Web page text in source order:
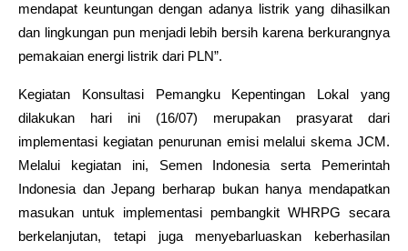
mendapat keuntungan dengan adanya listrik yang dihasilkan
dan lingkungan pun menjadi lebih bersih karena berkurangnya
pemakaian energi listrik dari PLN”.
Kegiatan Konsultasi Pemangku Kepentingan Lokal yang
dilakukan hari ini (16/07) merupakan prasyarat dari
implementasi kegiatan penurunan emisi melalui skema JCM.
Melalui kegiatan ini, Semen Indonesia serta Pemerintah
Indonesia dan Jepang berharap bukan hanya mendapatkan
masukan untuk implementasi pembangkit WHRPG secara
berkelanjutan, tetapi juga menyebarluaskan keberhasilan